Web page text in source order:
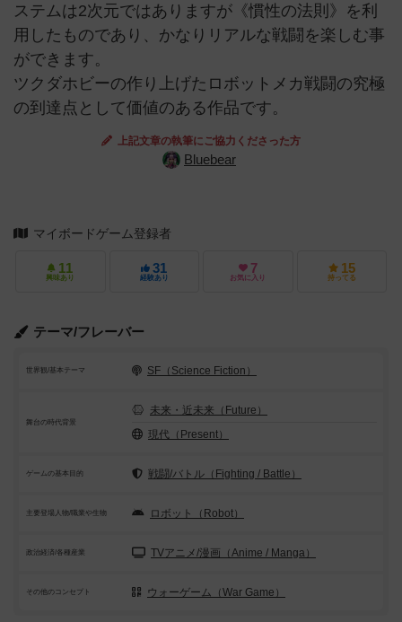
ステムは2次元ではありますが《慣性の法則》を利
用したものであり、かなりリアルな戦闘を楽しむ事
ができます。
ツクダホビーの作り上げたロボットメカ戦闘の究極
の到達点として価値のある作品です。
上記文章の執筆にご協力くださった方
Bluebear
マイボードゲーム登録者
11
興味あり
31
経験あり
7
お気に入り
15
持ってる
テーマ/フレーバー
世界観/基本テーマ SF（Science Fiction）
舞台の時代背景
未来・近未来（Future）
現代（Present）
ゲームの基本目的 戦闘/バトル（Fighting / Battle）
主要登場人物/職業や生物 ロボット（Robot）
政治経済/各種産業 TVアニメ/漫画（Anime / Manga）
その他のコンセプト ウォーゲーム（War Game）